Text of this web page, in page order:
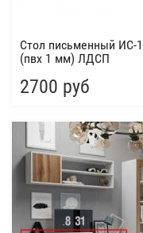
Стол письменный ИС-
(пвх 1 мм) ЛДСП
2700 руб